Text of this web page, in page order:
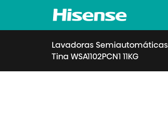
Lavadoras Semiautomáticas
Tina WSA1102PCN1 11KG